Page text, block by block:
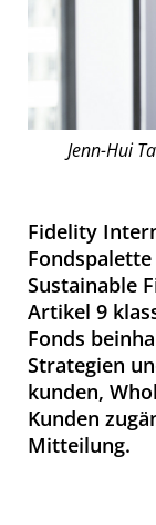
Jenn-Hui
Fidelity
Sustainable
Artikel 9
Fonds
Strategien
kunden,
Kunden
Mitteilung.